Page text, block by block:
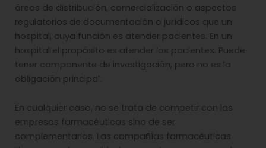
áreas de distribución, comercialización o aspectos
regulatorios de documentación o jurídicos que un
hospital, cuya función es atender pacientes. En un
hospital el propósito es atender los pacientes. Puede
tener componente de investigación, pero no es la
obligación principal.
En cualquier caso, no se trata de competir con las
empresas farmacéuticas sino de ser
complementarios. Las compañías farmacéuticas